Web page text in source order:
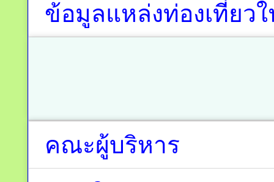
ข้อมูลแหล่งท่องเที่ยว
คณะผู้บริหาร